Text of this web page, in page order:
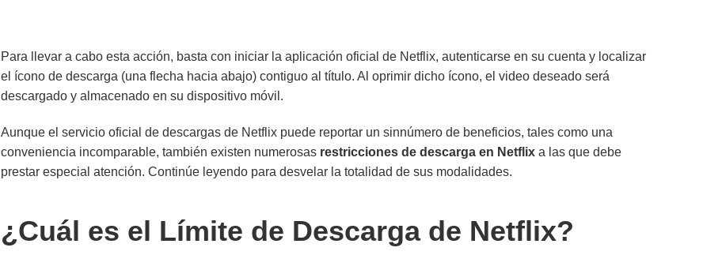
Para llevar a cabo esta acción, basta con iniciar la aplicación oficial de Netflix, autenticarse en su cuenta y localizar
el ícono de descarga (una flecha hacia abajo) contiguo al título. Al oprimir dicho ícono, el video deseado será
descargado y almacenado en su dispositivo móvil.
Aunque el servicio oficial de descargas de Netflix puede reportar un sinnúmero de beneficios, tales como una
conveniencia incomparable, también existen numerosas restricciones de descarga en Netflix a las que debe
prestar especial atención. Continúe leyendo para desvelar la totalidad de sus modalidades.
¿Cuál es el Límite de Descarga de Netflix?